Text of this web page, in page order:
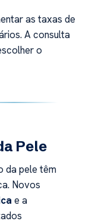
as taxas de
A consulta
o
Pele
da pele têm
Novos
e a